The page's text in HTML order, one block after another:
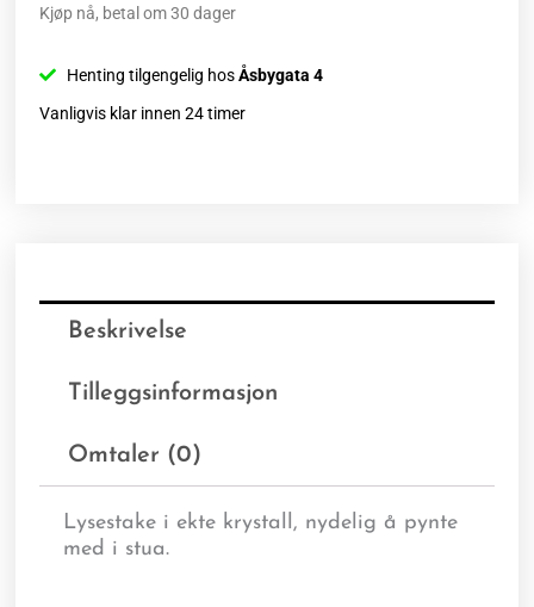
Kjøp nå, betal om 30 dager
Henting tilgengelig hosÅsbygata 4
Vanligvis klar innen 24 timer
Beskrivelse
Tilleggsinformasjon
Omtaler (0)
Lysestake i ekte krystall, nydelig å pynte
med i stua.